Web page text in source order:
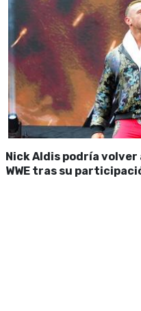
Nick Aldis podría
WWE tras su